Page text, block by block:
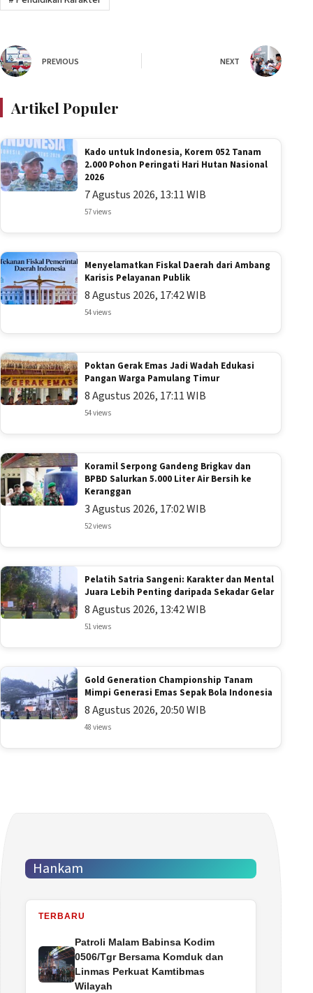
PREVIOUS NEXT
Artikel Populer
Kado untuk Indonesia, Korem 052 Tanam
2.000 Pohon Peringati Hari Hutan Nasional
2026
7 Agustus 2026, 13:11 WIB
57 views
Menyelamatkan Fiskal Daerah dari Ambang
Karisis Pelayanan Publik
8 Agustus 2026, 17:42 WIB
54 views
Poktan Gerak Emas Jadi Wadah Edukasi
Pangan Warga Pamulang Timur
8 Agustus 2026, 17:11 WIB
54 views
Koramil Serpong Gandeng Brigkav dan
BPBD Salurkan 5.000 Liter Air Bersih ke
Keranggan
3 Agustus 2026, 17:02 WIB
52 views
Pelatih Satria Sangeni: Karakter dan Mental
Juara Lebih Penting daripada Sekadar Gelar
8 Agustus 2026, 13:42 WIB
51 views
Gold Generation Championship Tanam
Mimpi Generasi Emas Sepak Bola Indonesia
8 Agustus 2026, 20:50 WIB
48 views
Hankam
TERBARU
Patroli Malam Babinsa Kodim
0506/Tgr Bersama Komduk dan
Linmas Perkuat Kamtibmas
Wilayah